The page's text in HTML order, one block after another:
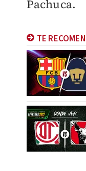
Pachuca.
TE